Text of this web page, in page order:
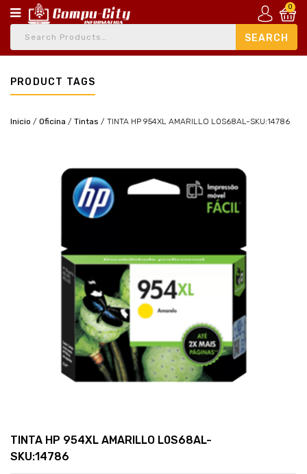
0
PRODUCT TAGS
Inicio / Oficina / Tintas / TINTA HP 954XL AMARILLO L0S68AL-SKU:14786
TINTA HP 954XL AMARILLO L0S68AL-
SKU:14786